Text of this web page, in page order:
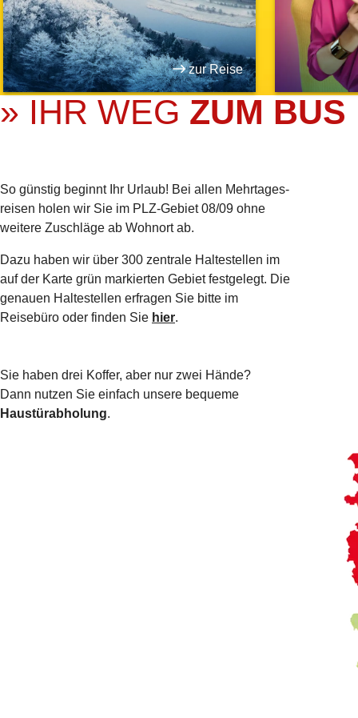
zur Reise
» IHR WEG ZUM BUS
So günstig beginnt Ihr Urlaub! Bei allen Mehrtages­
reisen holen wir Sie im PLZ-Gebiet 08/09 ohne
weitere Zuschläge ab Wohnort ab.
Dazu haben wir über 300 zentrale Haltestellen im
auf der Karte grün markierten Gebiet festgelegt. Die
genauen Haltestellen erfragen Sie bitte im
Reisebüro oder finden Sie hier.
Sie haben drei Koffer, aber nur zwei Hände?
Dann nutzen Sie einfach unsere bequeme
Haustürabholung.